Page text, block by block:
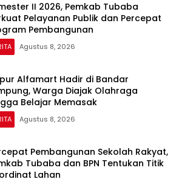
II 2026, Pemkab Tubaba
Pelayanan Publik dan Percepat
Pembangunan
Agustus 8, 2026
Alfamart Hadir di Bandar
Warga Diajak Olahraga
Belajar Memasak
Agustus 8, 2026
Pembangunan Sekolah Rakyat,
Tubaba dan BPN Tentukan Titik
Lahan